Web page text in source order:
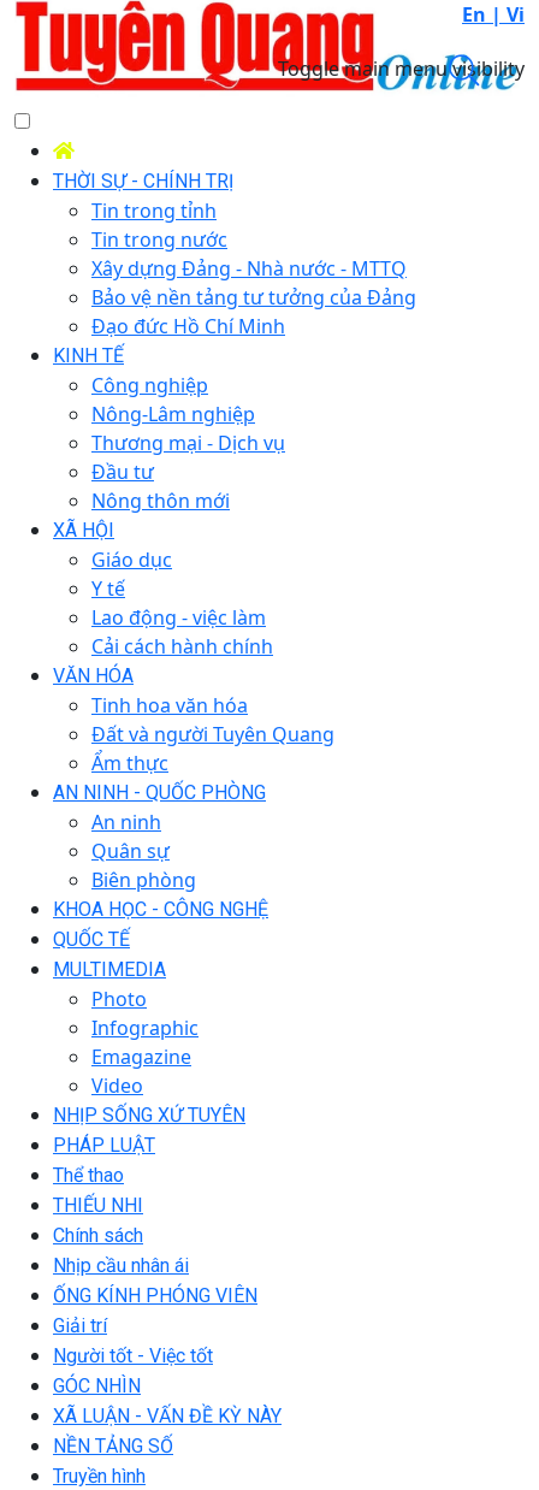
En | Vi
Toggle main menu visibility
THỜI SỰ - CHÍNH TRỊ
Tin trong tỉnh
Tin trong nước
Xây dựng Đảng - Nhà nước - MTTQ
Bảo vệ nền tảng tư tưởng của Đảng
Đạo đức Hồ Chí Minh
KINH TẾ
Công nghiệp
Nông-Lâm nghiệp
Thương mại - Dịch vụ
Đầu tư
Nông thôn mới
XÃ HỘI
Giáo dục
Y tế
Lao động - việc làm
Cải cách hành chính
VĂN HÓA
Tinh hoa văn hóa
Đất và người Tuyên Quang
Ẩm thực
AN NINH - QUỐC PHÒNG
An ninh
Quân sự
Biên phòng
KHOA HỌC - CÔNG NGHỆ
QUỐC TẾ
MULTIMEDIA
Photo
Infographic
Emagazine
Video
NHỊP SỐNG XỨ TUYÊN
PHÁP LUẬT
Thể thao
THIẾU NHI
Chính sách
Nhịp cầu nhân ái
ỐNG KÍNH PHÓNG VIÊN
Giải trí
Người tốt - Việc tốt
GÓC NHÌN
XÃ LUẬN - VẤN ĐỀ KỲ NÀY
NỀN TẢNG SỐ
Truyền hình